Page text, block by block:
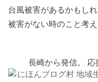
台風被害があるかもし
被害がない時のこと考え
長崎から発信。 応